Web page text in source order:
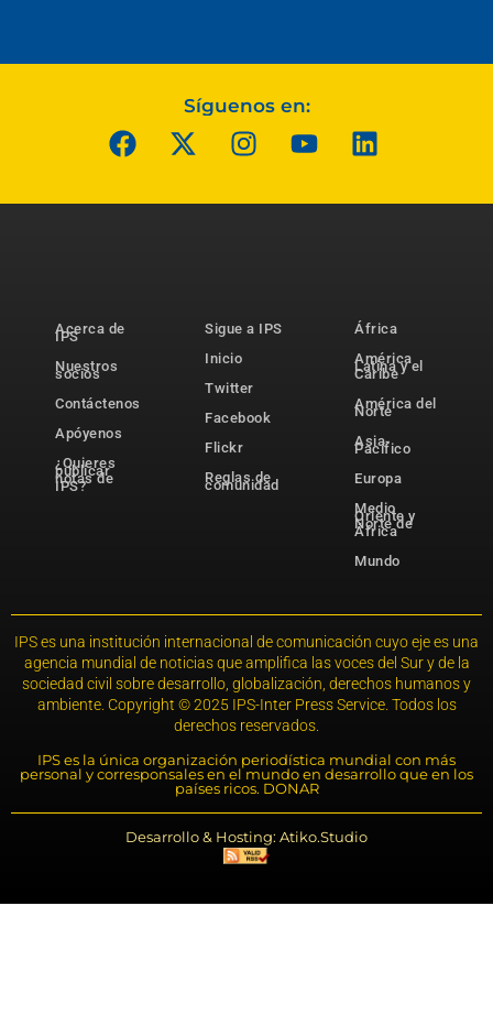
Síguenos en:
Acerca de
IPS
Nuestros
socios
Contáctenos
Apóyenos
¿Quieres
publicar
notas de
IPS?
Sigue a IPS
Inicio
Twitter
Facebook
Flickr
Reglas de
comunidad
África
América
Latina y el
Caribe
América del
Norte
Asia-
Pacífico
Europa
Medio
Oriente y
Norte de
África
Mundo
IPS es una institución internacional de comunicación cuyo eje es una
agencia mundial de noticias que amplifica las voces del Sur y de la
sociedad civil sobre desarrollo, globalización, derechos humanos y
ambiente. Copyright © 2025 IPS-Inter Press Service. Todos los
derechos reservados.
IPS es la única organización periodística mundial con más
personal y corresponsales en el mundo en desarrollo que en los
países ricos. DONAR
Desarrollo & Hosting: Atiko.Studio